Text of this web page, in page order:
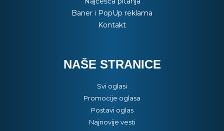
Baner i PopUp reklama
Kontakt
NAŠE STRANICE
Svi oglasi
Promocije oglasa
Postavi oglas
Najnovije vesti